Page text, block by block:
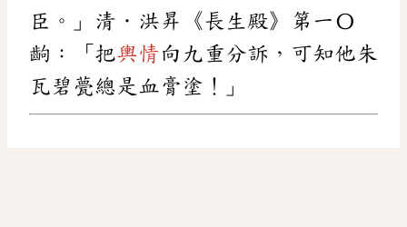
臣。」清．洪昇《長生殿》第一〇
齣：「把輿情向九重分訴，可知他朱
瓦碧甍總是血膏塗！」